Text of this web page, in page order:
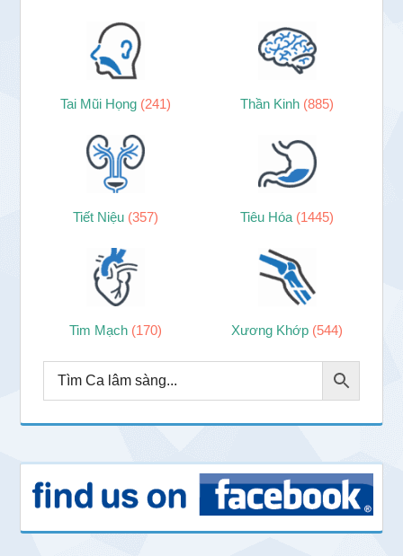
Tai Mũi Họng (241) Thần Kinh (885)
Tiết Niệu (357) Tiêu Hóa (1445)
Tim Mạch (170) Xương Khớp (544)